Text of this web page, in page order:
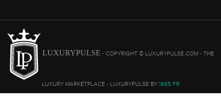
LUXURYPULSE - COPYRIGHT © LUXURYPULSE.COM - THE
LUXURY MARKETPLACE - LUXURYPULSE BY 1665.FR